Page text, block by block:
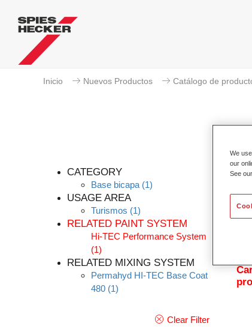
Inicio Nuevos Productos Catálogo de
CATEGORY
Base bicapa (1)
USAGE AREA
Turismos (1)
RELATED PAINT SYSTEM
Hi-TEC Performance System
(1)
RELATED MIXING SYSTEM
Permahyd HI-TEC Base Coat
480 (1)
Clear Filter
El
We
our
See